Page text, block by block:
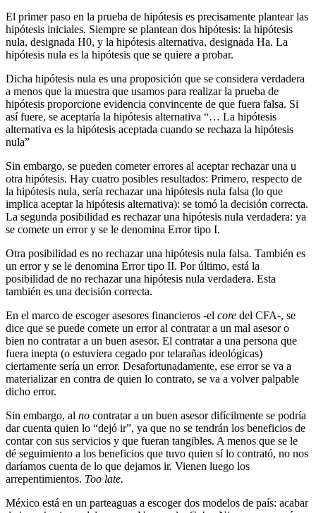
El primer paso en la prueba de hipótesis es precisamente plantear las
hipótesis iniciales. Siempre se plantean dos hipótesis: la hipótesis
nula, designada H0, y la hipótesis alternativa, designada Ha. La
hipótesis nula es la hipótesis que se quiere a probar.
Dicha hipótesis nula es una proposición que se considera verdadera
a menos que la muestra que usamos para realizar la prueba de
hipótesis proporcione evidencia convincente de que fuera falsa. Si
así fuere, se aceptaría la hipótesis alternativa “… La hipótesis
alternativa es la hipótesis aceptada cuando se rechaza la hipótesis
nula”
Sin embargo, se pueden cometer errores al aceptar rechazar una u
otra hipótesis. Hay cuatro posibles resultados: Primero, respecto de
la hipótesis nula, sería rechazar una hipótesis nula falsa (lo que
implica aceptar la hipótesis alternativa): se tomó la decisión correcta.
La segunda posibilidad es rechazar una hipótesis nula verdadera: ya
se comete un error y se le denomina Error tipo I.
Otra posibilidad es no rechazar una hipótesis nula falsa. También es
un error y se le denomina Error tipo II. Por último, está la
posibilidad de no rechazar una hipótesis nula verdadera. Esta
también es una decisión correcta.
En el marco de escoger asesores financieros -el core del CFA-, se
dice que se puede comete un error al contratar a un mal asesor o
bien no contratar a un buen asesor. El contratar a una persona que
fuera inepta (o estuviera cegado por telarañas ideológicas)
ciertamente sería un error. Desafortunadamente, ese error se va a
materializar en contra de quien lo contrato, se va a volver palpable
dicho error.
Sin embargo, al no contratar a un buen asesor difícilmente se podría
dar cuenta quien lo “dejó ir”, ya que no se tendrán los beneficios de
contar con sus servicios y que fueran tangibles. A menos que se le
dé seguimiento a los beneficios que tuvo quien sí lo contrató, no nos
daríamos cuenta de lo que dejamos ir. Vienen luego los
arrepentimientos. Too late.
México está en un parteaguas a escoger dos modelos de país: acabar